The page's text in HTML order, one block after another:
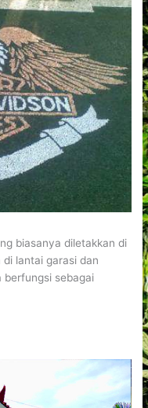
biasanya diletakkan di
lantai garasi dan
berfungsi sebagai